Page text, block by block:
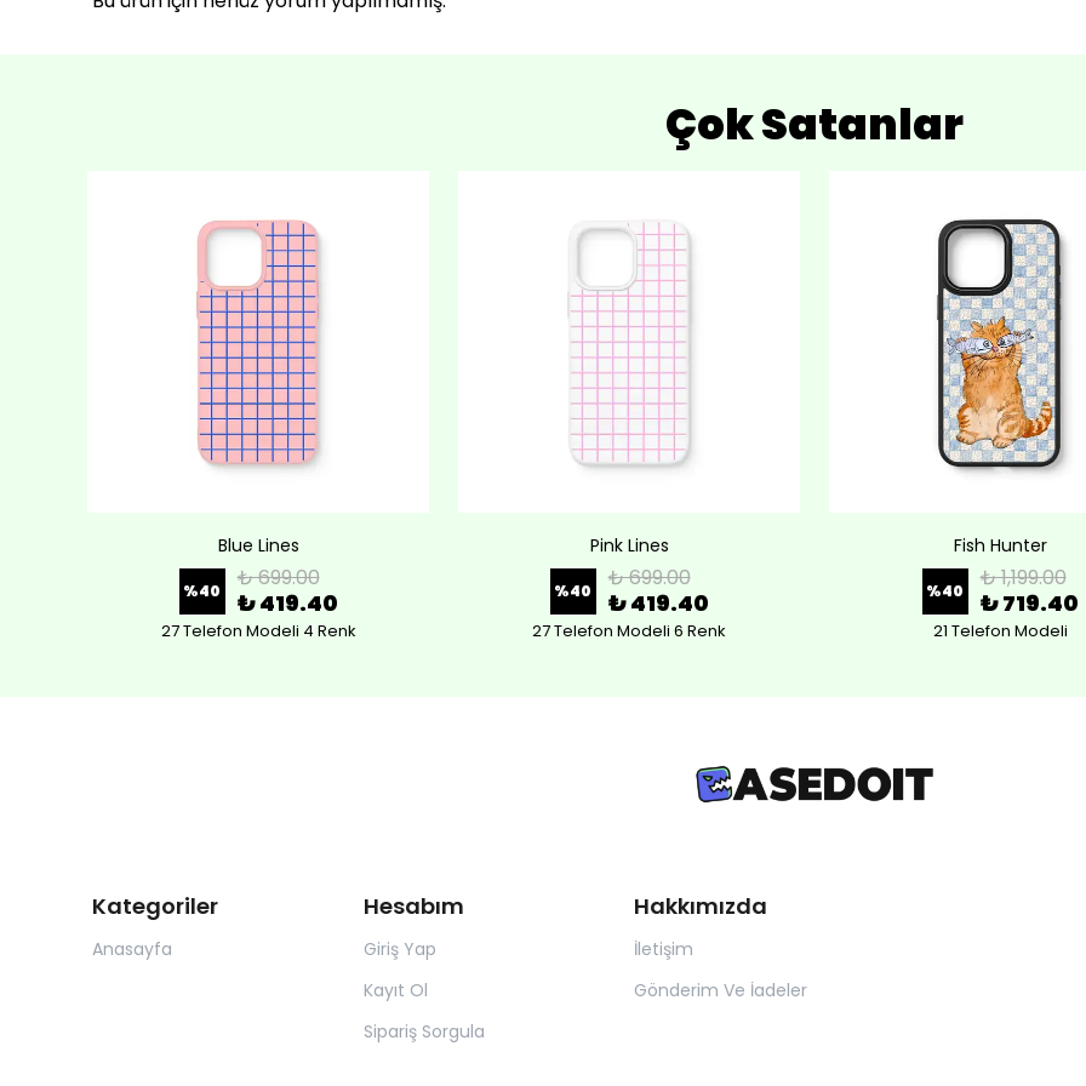
Çok Satanlar
Blue Lines
%40 ₺ 699.00
₺ 419.40
27 Telefon Modeli 4 Renk
Pink Lines
%40 ₺ 699.00
₺ 419.40
27 Telefon Modeli 6 Renk
Fish Hunter
%40 ₺ 1,199.00
₺ 719.40
21 Telefon Modeli
Kategoriler
Anasayfa
Hesabım
Giriş Yap
Kayıt Ol
Sipariş Sorgula
Hakkımızda
İletişim
Gönderim Ve İadeler